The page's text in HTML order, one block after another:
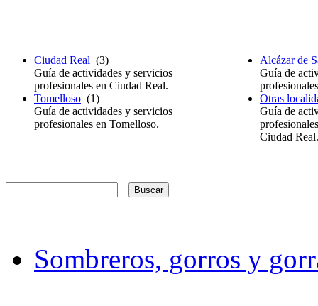
Ciudad Real (3)
Guía de actividades y servicios
profesionales en Ciudad Real.
Tomelloso (1)
Guía de actividades y servicios
profesionales en Tomelloso.
Alcázar de
Guía de
Otras
Guía de
Ciudad
Sombreros, gorros y